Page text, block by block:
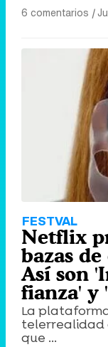
6 comentarios |
FESTVAL
Netflix
bazas
Así son
fianza' y
La
telerrealidad
que ...